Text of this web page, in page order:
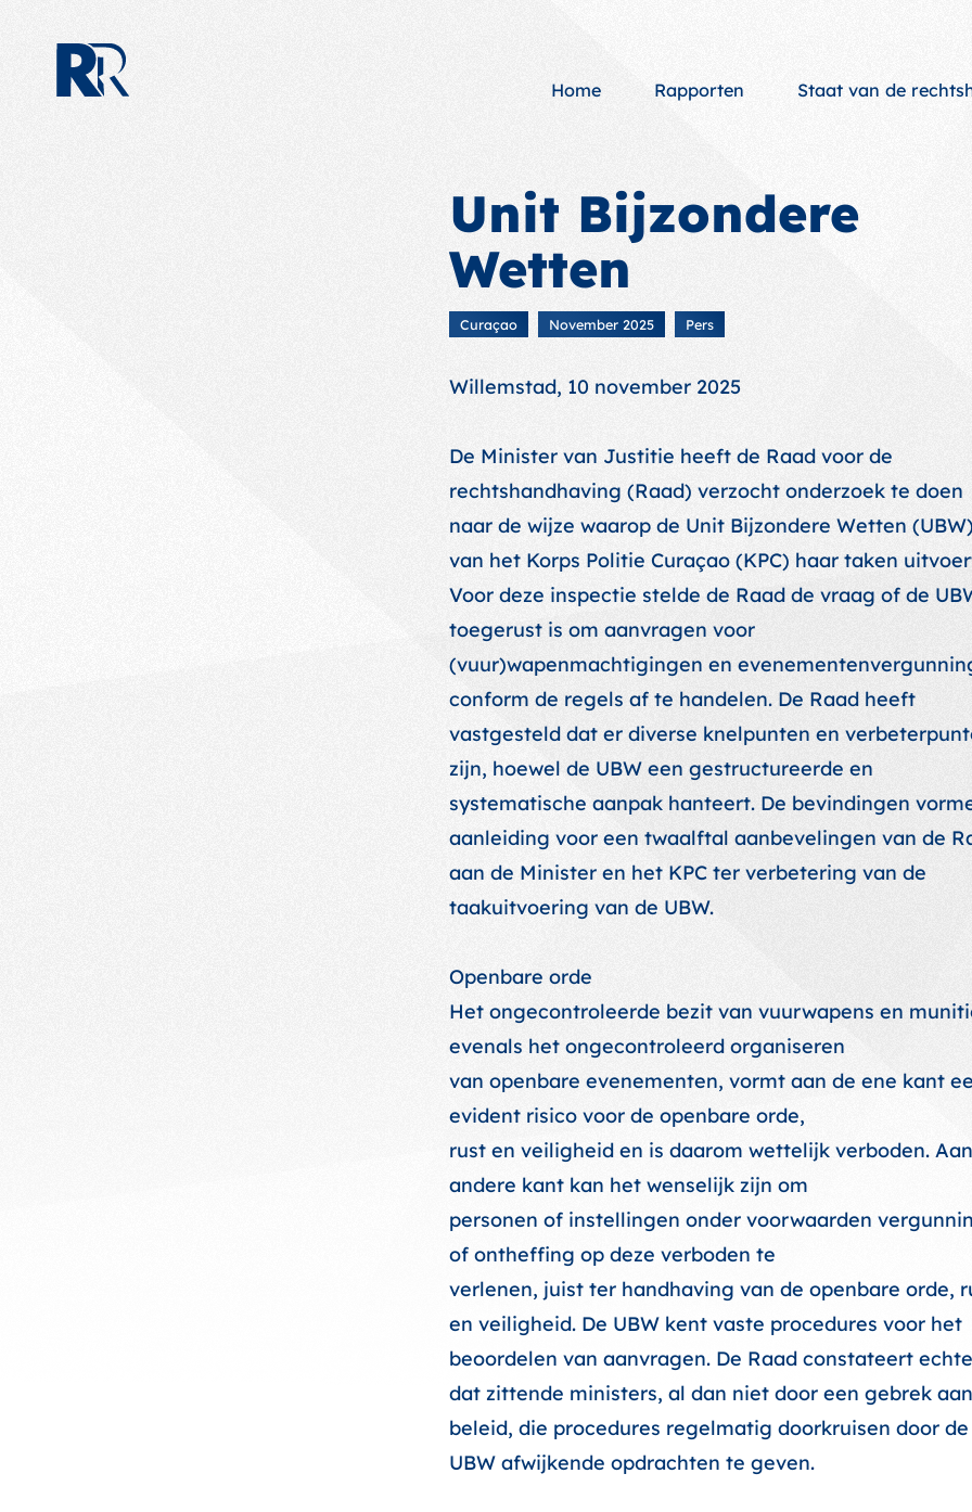
Home Rapporten Staat van de
Unit Bijzondere
Wetten
Curaçao November 2025 Pers
Willemstad, 10 november 2025
De Minister van Justitie heeft de Raad voor de
rechtshandhaving (Raad) verzocht onderzoek te doen
naar de wijze waarop de Unit Bijzondere Wetten (UBW)
van het Korps Politie Curaçao (KPC) haar taken
Voor deze inspectie stelde de Raad de vraag of de
toegerust is om aanvragen voor
(vuur)wapenmachtigingen en
conform de regels af te handelen. De Raad heeft
vastgesteld dat er diverse knelpunten en
zijn, hoewel de UBW een gestructureerde en
systematische aanpak hanteert. De bevindingen
aanleiding voor een twaalftal aanbevelingen van de
aan de Minister en het KPC ter verbetering van de
taakuitvoering van de UBW.
Openbare orde
Het ongecontroleerde bezit van vuurwapens en
evenals het ongecontroleerd organiseren
van openbare evenementen, vormt aan de ene kant
evident risico voor de openbare orde,
rust en veiligheid en is daarom wettelijk verboden.
andere kant kan het wenselijk zijn om
personen of instellingen onder voorwaarden
of ontheffing op deze verboden te
verlenen, juist ter handhaving van de openbare orde,
en veiligheid. De UBW kent vaste procedures voor het
beoordelen van aanvragen. De Raad constateert
dat zittende ministers, al dan niet door een gebrek aan
beleid, die procedures regelmatig doorkruisen door de
UBW afwijkende opdrachten te geven.